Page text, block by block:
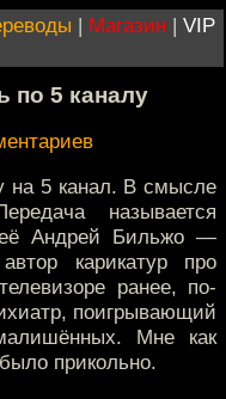
| Магазин | VIP
по 5 каналу
на 5 канал. В смысле
называется
Андрей Бильжо —
карикатур про
ранее, по-
поигрывающий
Мне как
прикольно.